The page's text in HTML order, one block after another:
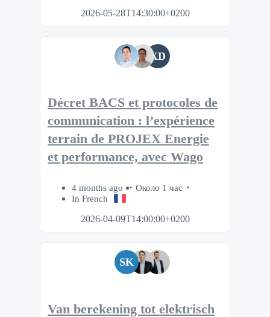
2026-05-28T14:30:00+0200
XD
Décret BACS et protocoles de
communication : l’expérience
terrain de PROJEX Energie
et performance, avec Wago
4 months ago
Около 1 час
In French
2026-04-09T14:00:00+0200
SK
Van berekening tot elektrisch